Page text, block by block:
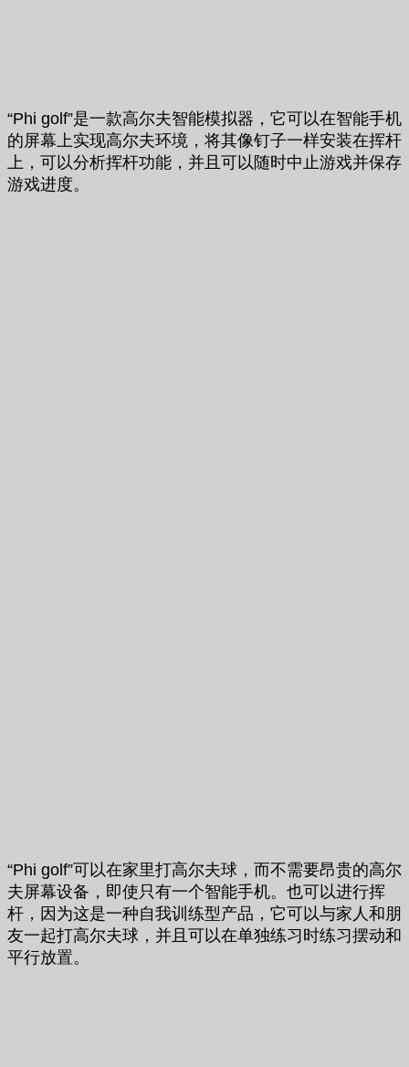
“Phi golf”是一款高尔夫智能模拟器，它可以在智能手机
的屏幕上实现高尔夫环境，将其像钉子一样安装在挥杆
上，可以分析挥杆功能，并且可以随时中止游戏并保存
游戏进度。
“Phi golf”可以在家里打高尔夫球，而不需要昂贵的高尔
夫屏幕设备，即使只有一个智能手机。也可以进行挥
杆，因为这是一种自我训练型产品，它可以与家人和朋
友一起打高尔夫球，并且可以在单独练习时练习摆动和
平行放置。